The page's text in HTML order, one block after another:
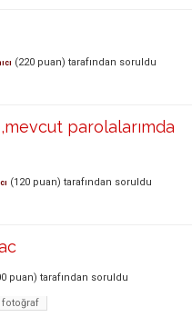
(220 puan) tarafından soruldu
parolalarımda
(120 puan) tarafından soruldu
puan) tarafından soruldu
fotoğraf